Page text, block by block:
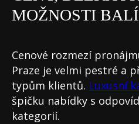
MOŽNOSTI
Cenové rozmezí
Praze je velmi pestré a
typům klientů. Luxusní
špičku nabídky s
kategorií.